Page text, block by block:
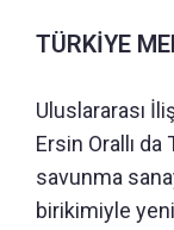
TÜRKİYE
Uluslararası
Ersin Orallı
savunma
birikimiyle